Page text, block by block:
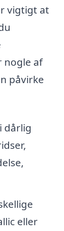
vigtigt at
nogle af
påvirke
dårlig
eller